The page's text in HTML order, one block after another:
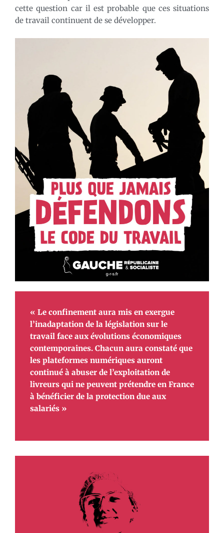
cette question car il est probable que ces situations
de travail continuent de se développer.
« Le confinement aura mis en exergue
l’inadaptation de la législation sur le
travail face aux évolutions économiques
contemporaines. Chacun aura constaté que
les plateformes numériques auront
continué à abuser de l’exploitation de
livreurs qui ne peuvent prétendre en France
à bénéficier de la protection due aux
salariés »